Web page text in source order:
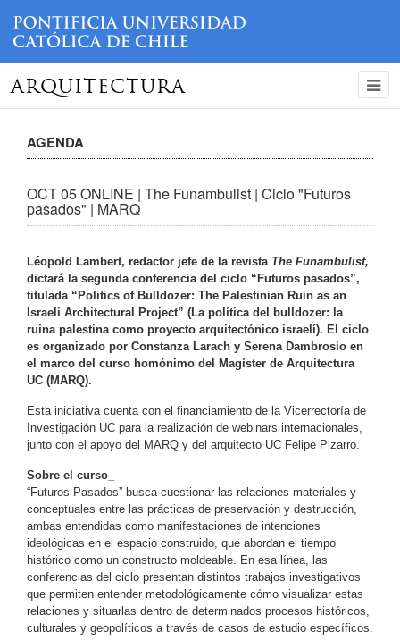
ARQUITECTURA
AGENDA
OCT 05 ONLINE | The Funambulist | Ciclo "Futuros
pasados" | MARQ
Léopold Lambert, redactor jefe de la revista The Funambulist,
dictará la segunda conferencia del ciclo “Futuros pasados”,
titulada “Politics of Bulldozer: The Palestinian Ruin as an
Israeli Architectural Project” (La política del bulldozer: la
ruina palestina como proyecto arquitectónico israelí). El ciclo
es organizado por Constanza Larach y Serena Dambrosio en
el marco del curso homónimo del Magíster de Arquitectura
UC (MARQ).
Esta iniciativa cuenta con el financiamiento de la Vicerrectoría de
Investigación UC para la realización de webinars internacionales,
junto con el apoyo del MARQ y del arquitecto UC Felipe Pizarro.
Sobre el curso_
“Futuros Pasados” busca cuestionar las relaciones materiales y
conceptuales entre las prácticas de preservación y destrucción,
ambas entendidas como manifestaciones de intenciones
ideológicas en el espacio construido, que abordan el tiempo
histórico como un constructo moldeable. En esa línea, las
conferencias del ciclo presentan distintos trabajos investigativos
que permiten entender metodológicamente cómo visualizar estas
relaciones y situarlas dentro de determinados procesos históricos,
culturales y geopolíticos a través de casos de estudio específicos.